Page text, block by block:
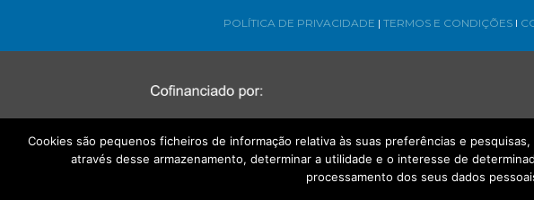
POLÍTICA DE PRIVACIDADE | TERMOS E CONDIÇÕES l
Cookies são pequenos ficheiros de informação relativa às suas preferências e
através desse armazenamento, determinar a utilidade e o interesse de
processamento dos seus dados